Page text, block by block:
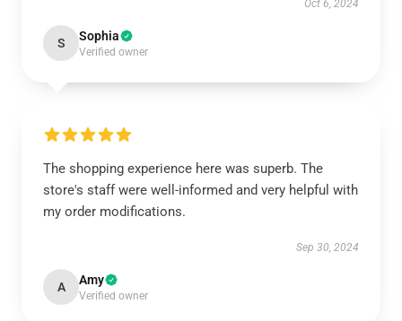
Oct 6, 2024
S Sophia
Verified owner
The shopping experience here was superb. The
store's staff were well-informed and very helpful with
my order modifications.
Sep 30, 2024
A Amy
Verified owner